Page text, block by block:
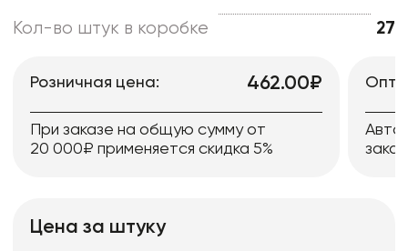
Кол-во штук в коробке 27
Розничная цена: 462.00₽
При заказе на общую сумму от
20 000₽ применяется скидка 5%
Цена за штуку